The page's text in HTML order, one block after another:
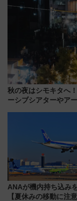
秋の夜はシモキタへ
ーシブシアターやア
ANAが機内持ち込み
【夏休みの移動に注